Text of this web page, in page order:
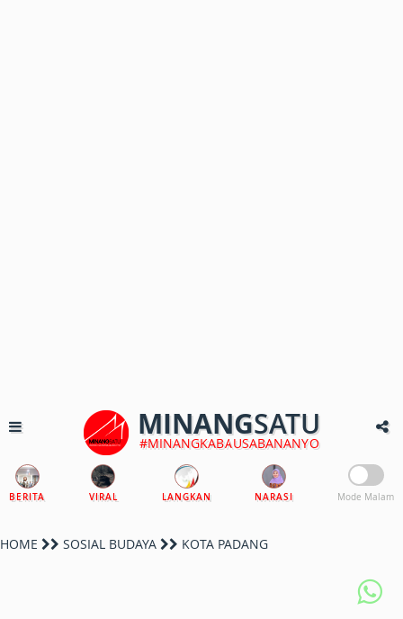
MINANGSATU
#MINANGKABAUSABANANYO
BERITA VIRAL LANGKAN NARASI Mode Malam
HOME SOSIAL BUDAYA KOTA PADANG